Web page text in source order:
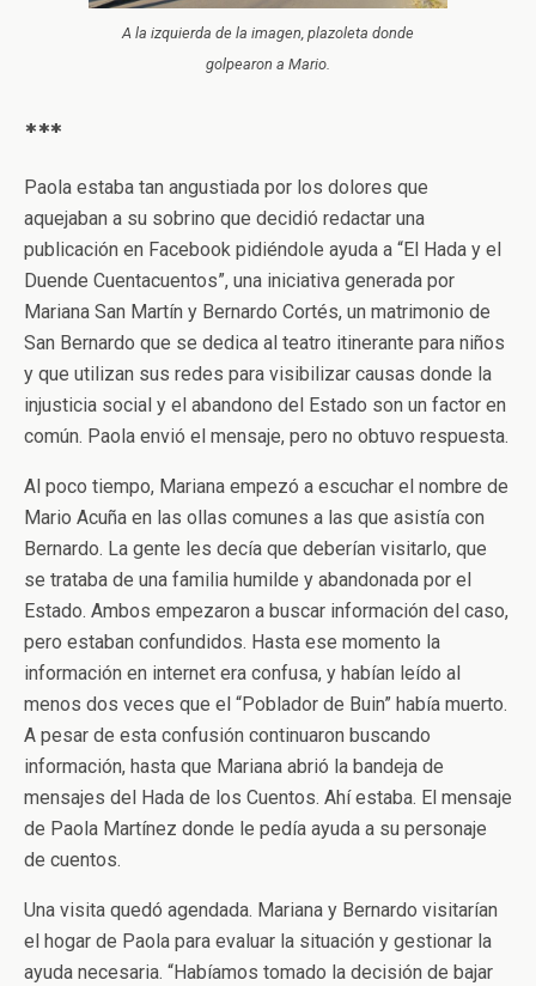
A la izquierda de la imagen, plazoleta donde
golpearon a Mario.
***
Paola estaba tan angustiada por los dolores que
aquejaban a su sobrino que decidió redactar una
publicación en Facebook pidiéndole ayuda a “El Hada y el
Duende Cuentacuentos”, una iniciativa generada por
Mariana San Martín y Bernardo Cortés, un matrimonio de
San Bernardo que se dedica al teatro itinerante para niños
y que utilizan sus redes para visibilizar causas donde la
injusticia social y el abandono del Estado son un factor en
común. Paola envió el mensaje, pero no obtuvo respuesta.
Al poco tiempo, Mariana empezó a escuchar el nombre de
Mario Acuña en las ollas comunes a las que asistía con
Bernardo. La gente les decía que deberían visitarlo, que
se trataba de una familia humilde y abandonada por el
Estado. Ambos empezaron a buscar información del caso,
pero estaban confundidos. Hasta ese momento la
información en internet era confusa, y habían leído al
menos dos veces que el “Poblador de Buin” había muerto.
A pesar de esta confusión continuaron buscando
información, hasta que Mariana abrió la bandeja de
mensajes del Hada de los Cuentos. Ahí estaba. El mensaje
de Paola Martínez donde le pedía ayuda a su personaje
de cuentos.
Una visita quedó agendada. Mariana y Bernardo visitarían
el hogar de Paola para evaluar la situación y gestionar la
ayuda necesaria. “Habíamos tomado la decisión de bajar